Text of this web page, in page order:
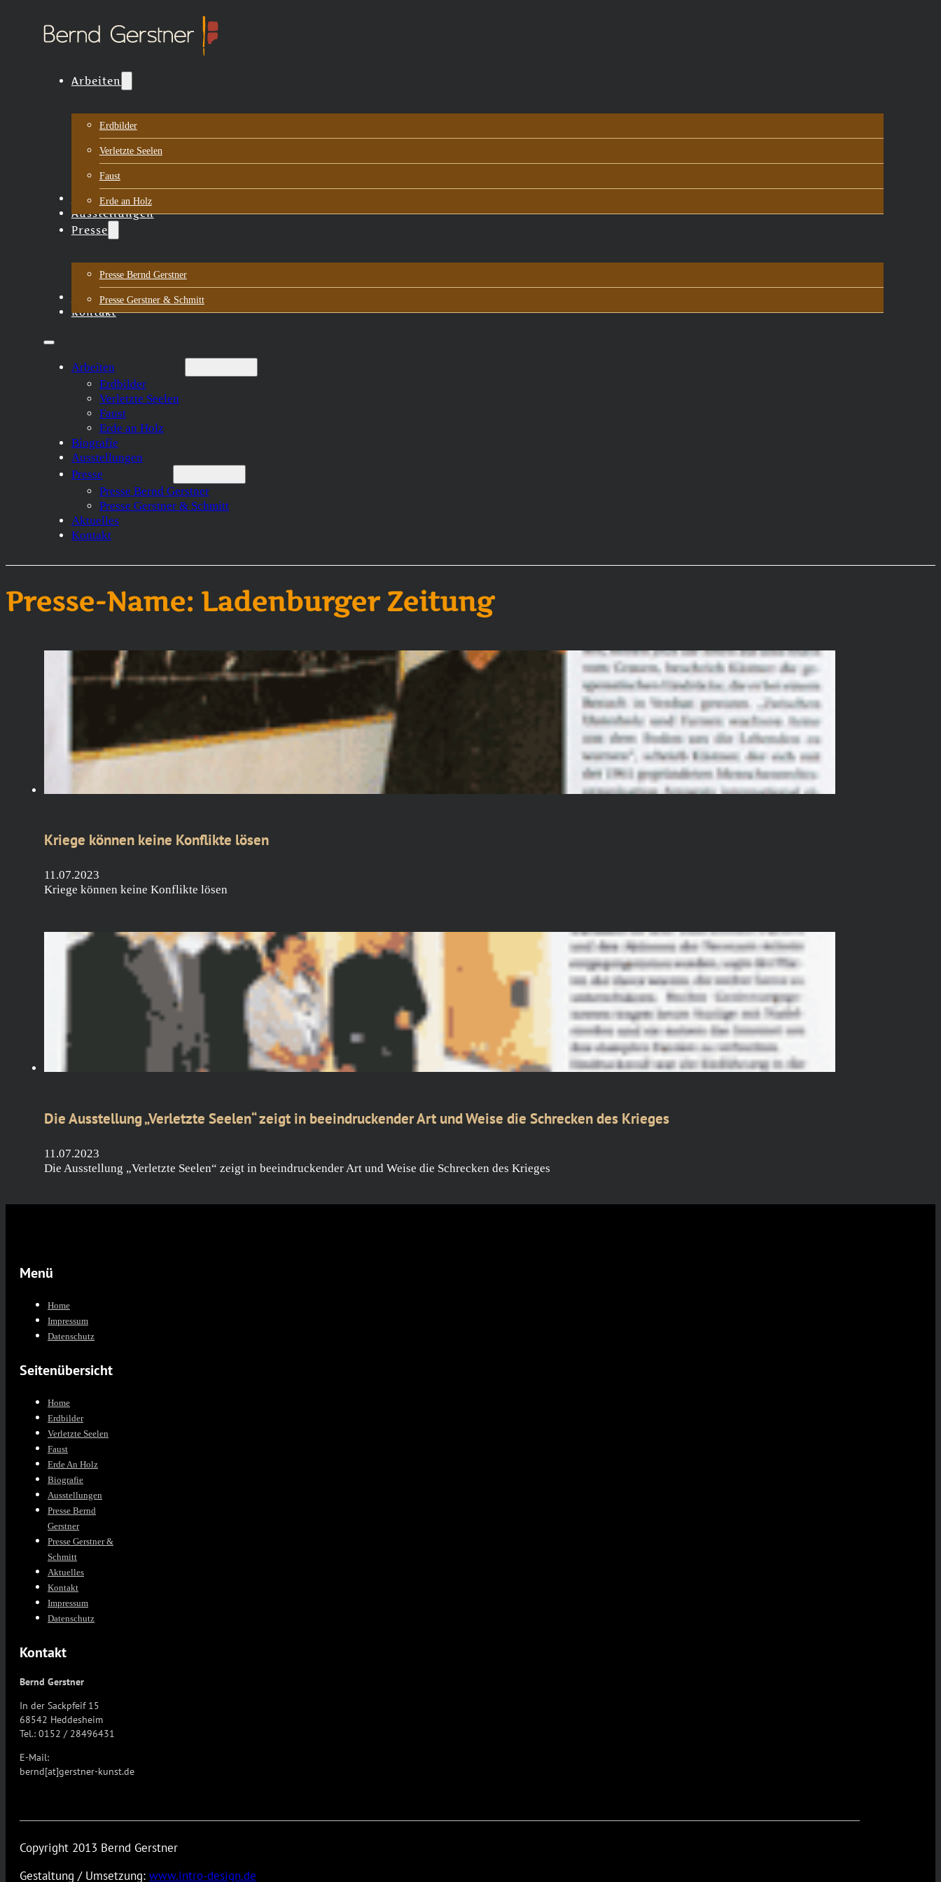
Arbeiten
Erdbilder
Verletzte Seelen
Faust
Erde an Holz
Biografie
Ausstellungen
Presse
Presse Bernd Gerstner
Presse Gerstner & Schmitt
Aktuelles
Kontakt
Arbeiten
Erdbilder
Verletzte Seelen
Faust
Erde an Holz
Biografie
Ausstellungen
Presse
Presse Bernd Gerstner
Presse Gerstner & Schmitt
Aktuelles
Kontakt
Presse-Name: Ladenburger Zeitung
Kriege können keine Konflikte lösen
11.07.2023
Kriege können keine Konflikte lösen
Die Ausstellung „Verletzte Seelen“ zeigt in beeindruckender Art und Weise die Schrecken des Krieges
11.07.2023
Die Ausstellung „Verletzte Seelen“ zeigt in beeindruckender Art und Weise die Schrecken des Krieges
Menü
Home
Impressum
Datenschutz
Seitenübersicht
Home
Erdbilder
Verletzte Seelen
Faust
Erde An Holz
Biografie
Ausstellungen
Presse Bernd
Gerstner
Presse Gerstner &
Schmitt
Aktuelles
Kontakt
Impressum
Datenschutz
Kontakt
Bernd Gerstner
In der Sackpfeif 15
68542 Heddesheim
Tel.: 0152 / 28496431
E-Mail:
bernd[at]gerstner-kunst.de
Copyright 2013 Bernd Gerstner
Gestaltung / Umsetzung: www.intro-design.de